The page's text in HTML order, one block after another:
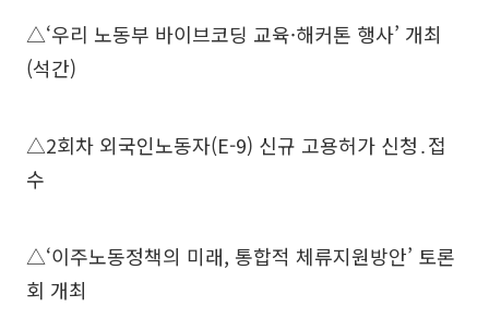
△‘우리 노동부 바이브코딩 교육·해커톤 행사’ 개최
(석간)
△2회차 외국인노동자(E-9) 신규 고용허가 신청․접
수
△‘이주노동정책의 미래, 통합적 체류지원방안’ 토론
회 개최